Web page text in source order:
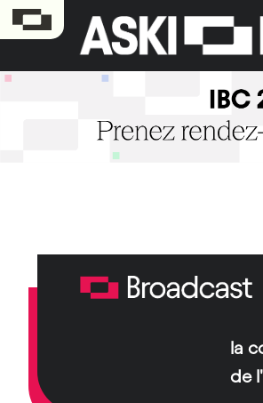
Pilier historique du groupe, Aski-
assure la continuité de la diffusion
l’accompagnement technologique
la
de